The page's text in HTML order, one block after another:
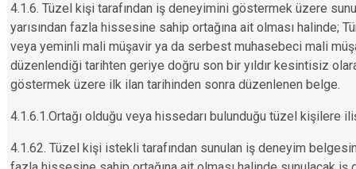
4.1.6. Tüzel kişi tarafından iş deneyimini göstermek üzere
yarısından fazla hissesine sahip ortağına ait olması halinde;
veya yeminli mali müşavir ya da serbest muhasebeci mali
düzenlendiği tarihten geriye doğru son bir yıldır kesintisiz
göstermek üzere ilk ilan tarihinden sonra düzenlenen belge.
4.1.6.1.Ortağı olduğu veya hissedarı bulunduğu tüzel kişilere
4.1.62. Tüzel kişi istekli tarafından sunulan iş deneyim